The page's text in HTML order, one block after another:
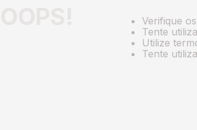
Verifique
Tente
Utilize
Tente